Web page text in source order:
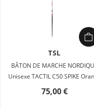
TSL
BÂTON DE MARCHE
Unisexe TACTIL C50 SPIKE
75,00 €